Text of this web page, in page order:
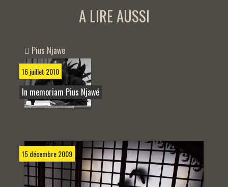
A LIRE AUSSI
Pius Njawe
16 juillet 2010
In memoriam Pius Njawé
15 décembre 2009